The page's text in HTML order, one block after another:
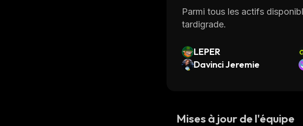
Parmi tous les actifs
tardigrade.
LEPER
Davinci Jeremie
Mises à jour de l'équipe